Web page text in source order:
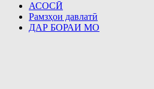
АСОСӢ
Рамзҳои давлатӣ
ДАР БОРАИ МО